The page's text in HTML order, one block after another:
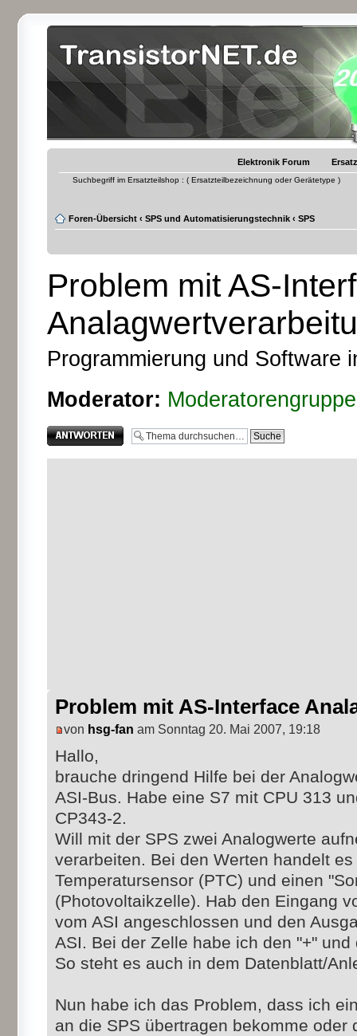
Elektronik Forum
Suchbegriff im Ersatzteilshop : ( Ersatzteilbezeichnung oder Gerätetype )
Foren-Übersicht ‹ SPS und Automatisierungstechnik ‹ SPS
Problem mit AS-
Programmierung und Software
Moderator: Moderatorengruppe
Antwort erstellen
Problem mit AS-Interface
von hsg-fan am Sonntag 20. Mai 2007, 19:18
Hallo,
brauche dringend Hilfe bei der
ASI-Bus. Habe eine S7 mit CPU 313
CP343-2.
Will mit der SPS zwei Analogwerte
verarbeiten. Bei den Werten handelt
Temperatursensor (PTC) und einen
(Photovoltaikzelle). Hab den Eingang
vom ASI angeschlossen und den
ASI. Bei der Zelle habe ich den "+"
So steht es auch in dem Datenblatt/
Nun habe ich das Problem, dass ich
an die SPS übertragen bekomme oder